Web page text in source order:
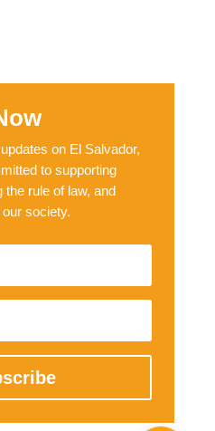
on El Salvador,
to supporting
the rule of law, and
society.